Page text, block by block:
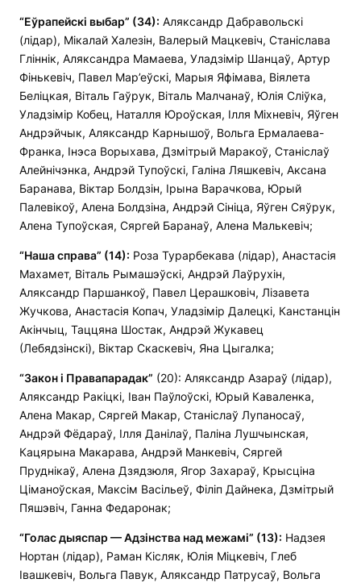
“Еўрапейскі выбар” (34): Аляксандр Дабравольскі
(лідар), Мікалай Халезін, Валерый Мацкевіч, Станіслава
Гліннік, Аляксандра Мамаева, Уладзімір Шанцаў, Артур
Фінькевіч, Павел Мар’еўскі, Марыя Яфімава, Віялета
Беліцкая, Віталь Гаўрук, Віталь Малчанаў, Юлія Сліўка,
Уладзімір Кобец, Наталля Юроўская, Ілля Міхневіч, Яўген
Андрэйчык, Аляксандр Карнышоў, Вольга Ермалаева-
Франка, Інэса Ворыхава, Дзмітрый Маракоў, Станіслаў
Алейнічэнка, Андрэй Тупоўскі, Галіна Ляшкевіч, Аксана
Баранава, Віктар Болдзін, Ірына Варачкова, Юрый
Палевікоў, Алена Болдзіна, Андрэй Сініца, Яўген Сяўрук,
Алена Тупоўская, Сяргей Баранаў, Алена Малькевіч;
“Наша справа” (14): Роза Турарбекава (лідар), Анастасія
Махамет, Віталь Рымашэўскі, Андрэй Лаўрухін,
Аляксандр Паршанкоў, Павел Церашковіч, Лізавета
Жучкова, Анастасія Копач, Уладзімір Далецкі, Канстанцін
Акінчыц, Таццяна Шостак, Андрэй Жукавец
(Лебядзінскі), Віктар Скаскевіч, Яна Цыгалка;
“Закон і Правапарадак” (20): Аляксандр Азараў (лідар),
Аляксандр Ракіцкі, Іван Паўлоўскі, Юрый Каваленка,
Алена Макар, Сяргей Макар, Станіслаў Лупаносаў,
Андрэй Фёдараў, Ілля Данілаў, Паліна Лушчынская,
Кацярына Макарава, Андрэй Манкевіч, Сяргей
Пруднікаў, Алена Дзядзюля, Ягор Захараў, Крысціна
Ціманоўская, Максім Васільеў, Філіп Дайнека, Дзмітрый
Пяшэвіч, Ганна Федаронак;
“Голас дыяспар— Адзінства над межамі” (13): Надзея
Нортан (лідар), Раман Кісляк, Юлія Міцкевіч, Глеб
Івашкевіч, Вольга Павук, Аляксандр Патрусаў, Вольга